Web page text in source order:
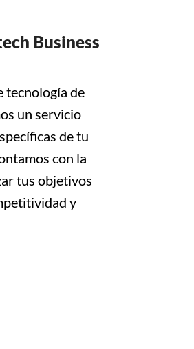
Business
tecnología de
un servicio
de tu
con la
tus objetivos
y